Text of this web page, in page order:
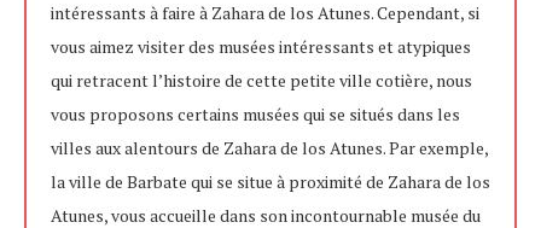
intéressants à faire à Zahara de los Atunes. Cependant, si
vous aimez visiter des musées intéressants et atypiques
qui retracent l’histoire de cette petite ville cotière, nous
vous proposons certains musées qui se situés dans les
villes aux alentours de Zahara de los Atunes. Par exemple,
la ville de Barbate qui se situe à proximité de Zahara de los
Atunes, vous accueille dans son incontournable musée du